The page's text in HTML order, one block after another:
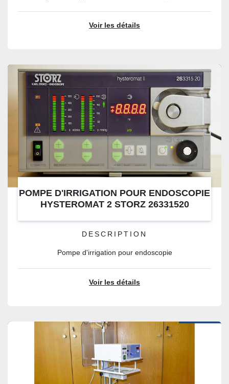
Voir les détails
POMPE D'IRRIGATION POUR ENDOSCOPIE
HYSTEROMAT 2 STORZ 26331520
DESCRIPTION
Pompe d'irrigation pour endoscopie
Voir les détails